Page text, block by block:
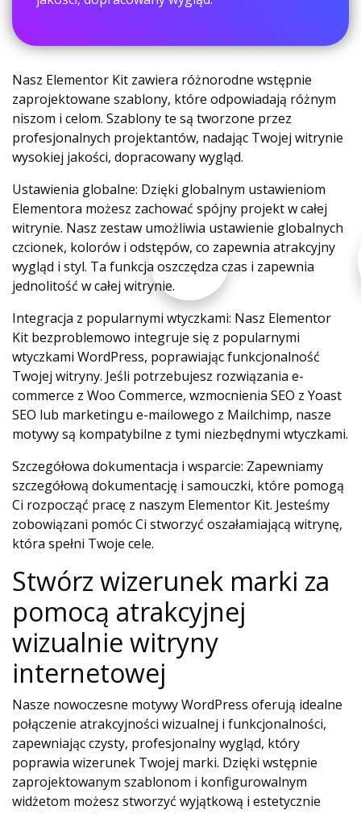
Nasz Elementor Kit zawiera różnorodne wstępnie
zaprojektowane szablony, które odpowiadają różnym
niszom i celom. Szablony te są tworzone przez
profesjonalnych projektantów, nadając Twojej witrynie
wysokiej jakości, dopracowany wygląd.
Ustawienia globalne: Dzięki globalnym ustawieniom
Elementora możesz zachować spójny projekt w całej
witrynie. Nasz zestaw umożliwia ustawienie globalnych
czcionek, kolorów i odstępów, co zapewnia atrakcyjny
wygląd i styl. Ta funkcja oszczędza czas i zapewnia
jednolitość w całej witrynie.
Integracja z popularnymi wtyczkami: Nasz Elementor
Kit bezproblemowo integruje się z popularnymi
wtyczkami WordPress, poprawiając funkcjonalność
Twojej witryny. Jeśli potrzebujesz rozwiązania e-
commerce z Woo Commerce, wzmocnienia SEO z Yoast
SEO lub marketingu e-mailowego z Mailchimp, nasze
motywy są kompatybilne z tymi niezbędnymi wtyczkami.
Szczegółowa dokumentacja i wsparcie: Zapewniamy
szczegółową dokumentację i samouczki, które pomogą
Ci rozpocząć pracę z naszym Elementor Kit. Jesteśmy
zobowiązani pomóc Ci stworzyć oszałamiającą witrynę,
która spełni Twoje cele.
Stwórz wizerunek marki za
pomocą atrakcyjnej
wizualnie witryny
internetowej
Nasze nowoczesne motywy WordPress oferują idealne
połączenie atrakcyjności wizualnej i funkcjonalności,
zapewniając czysty, profesjonalny wygląd, który
poprawia wizerunek Twojej marki. Dzięki wstępnie
zaprojektowanym szablonom i konfigurowalnym
widżetom możesz stworzyć wyjątkową i estetycznie